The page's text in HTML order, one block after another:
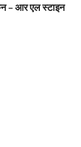
– आर एल स्टाइन